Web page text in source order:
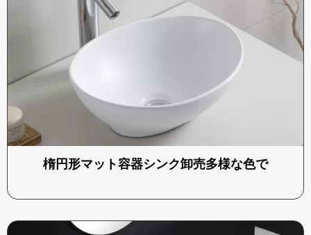
楕円形マット容器シンク卸売多様な色で